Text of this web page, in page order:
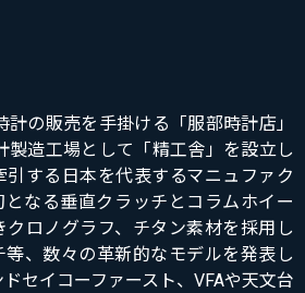
の販売を手掛ける「服部時計店」
製造工場として「精工舎」を設立し
する日本を代表するマニュファク
なる垂直クラッチとコラムホイー
ロノグラフ、チタン素材を採用し
等、数々の革新的なモデルを発表し
セイコーファースト、VFAや天文台